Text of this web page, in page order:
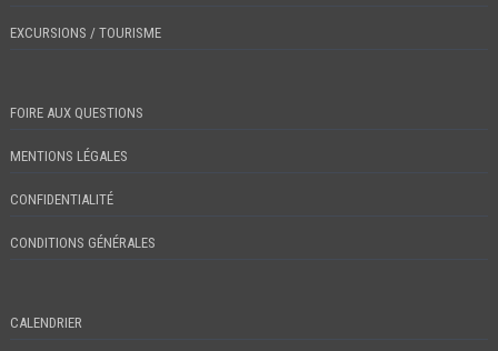
EXCURSIONS / TOURISME
FOIRE AUX QUESTIONS
MENTIONS LÉGALES
CONFIDENTIALITÉ
CONDITIONS GÉNÉRALES
CALENDRIER